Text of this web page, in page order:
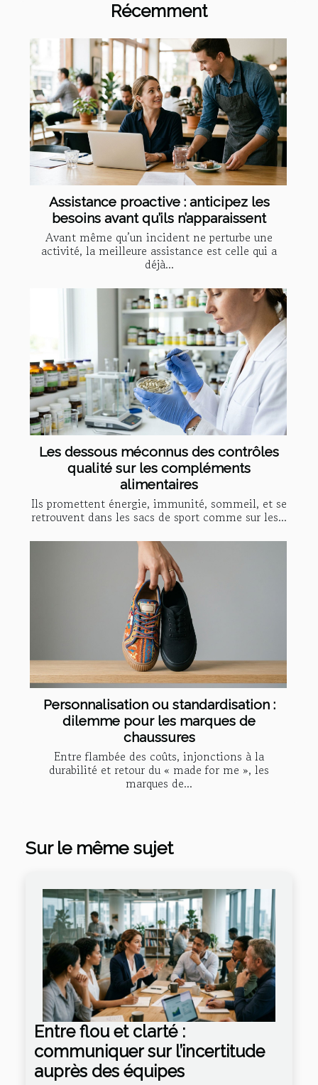
Récemment
Assistance proactive : anticipez les
besoins avant qu’ils n’apparaissent
Avant même qu’un incident ne perturbe une
activité, la meilleure assistance est celle qui a
déjà...
Les dessous méconnus des contrôles
qualité sur les compléments
alimentaires
Ils promettent énergie, immunité, sommeil, et se
retrouvent dans les sacs de sport comme sur les...
Personnalisation ou standardisation :
dilemme pour les marques de
chaussures
Entre flambée des coûts, injonctions à la
durabilité et retour du « made for me », les
marques de...
Sur le même sujet
Entre flou et clarté :
communiquer sur l’incertitude
auprès des équipes